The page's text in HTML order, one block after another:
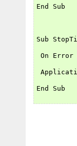
End Sub
Sub
On Error
End Sub